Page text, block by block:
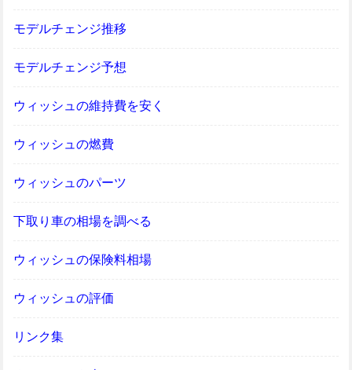
モデルチェンジ推移
モデルチェンジ予想
ウィッシュの維持費を安く
ウィッシュの燃費
ウィッシュのパーツ
下取り車の相場を調べる
ウィッシュの保険料相場
ウィッシュの評価
リンク集